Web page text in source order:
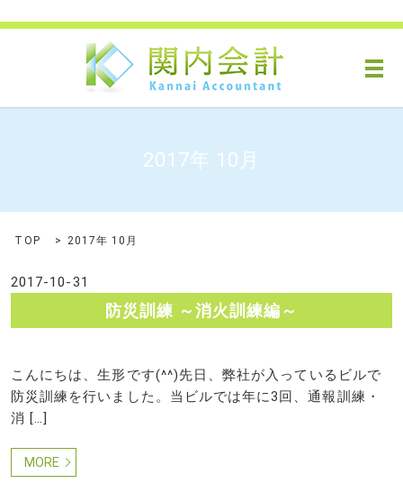
メ
2017年 10月
TOP 2017年 10月
2017-10-31
防災訓練 ～消火訓練編～
こんにちは、生形です(^^)先日、弊社が入っているビルで
防災訓練を行いました。当ビルでは年に3回、通報訓練・
消 […]
MORE